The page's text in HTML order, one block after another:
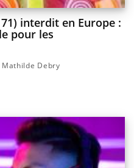
interdit en Europe :
pour les
Mathilde Debry